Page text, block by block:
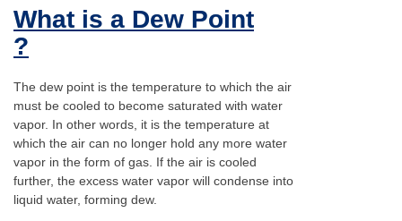
What is a Dew Point
?
The dew point is the temperature to which the air
must be cooled to become saturated with water
vapor. In other words, it is the temperature at
which the air can no longer hold any more water
vapor in the form of gas. If the air is cooled
further, the excess water vapor will condense into
liquid water, forming dew.